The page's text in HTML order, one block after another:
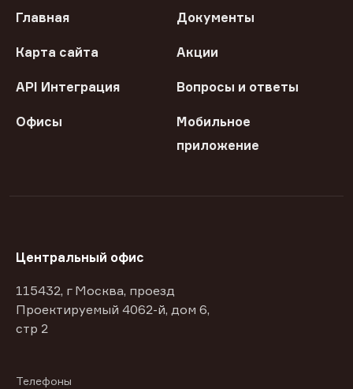
Главная Документы
Карта сайта Акции
API Интеграция Вопросы и ответы
Офисы
Мобильное
приложение
Центральный офис
115432, г Москва, проезд
Проектируемый 4062-й, дом 6,
стр 2
Телефоны